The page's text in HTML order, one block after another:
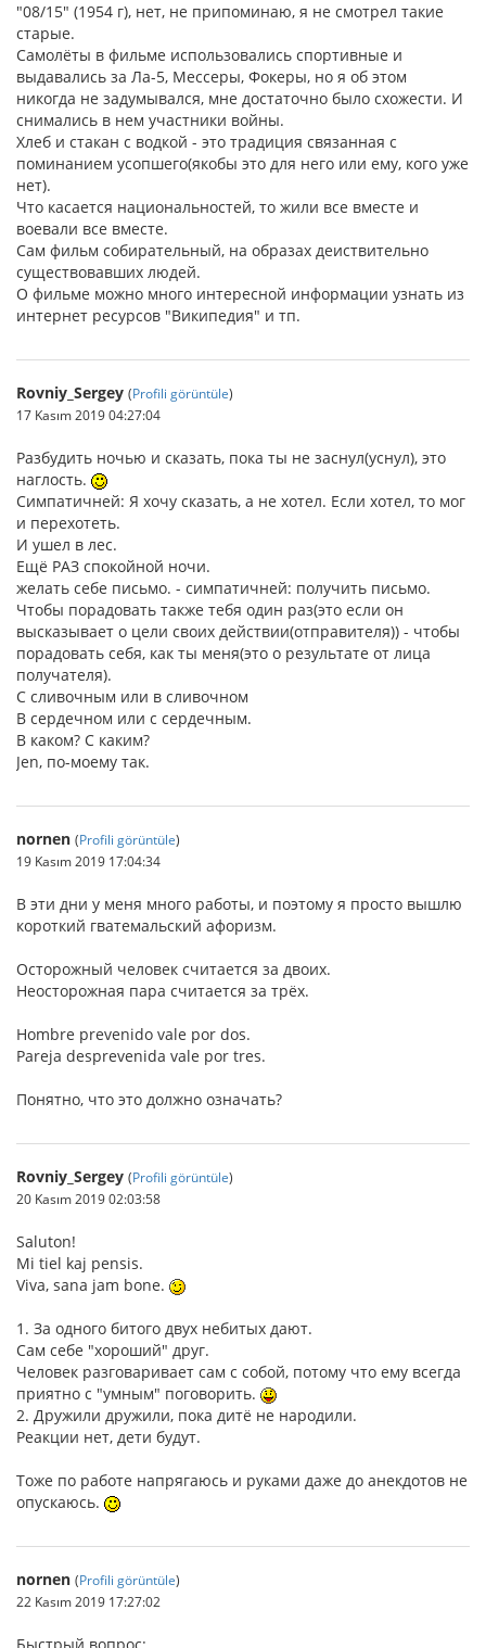
"08/15" (1954 г), нет, не припоминаю, я не смотрел такие
старые.
Самолёты в фильме использовались спортивные и
выдавались за Ла-5, Мессеры, Фокеры, но я об этом
никогда не задумывался, мне достаточно было схожести. И
снимались в нем участники войны.
Хлеб и стакан с водкой - это традиция связанная с
поминанием усопшего(якобы это для него или ему, кого уже
нет).
Что касается национальностей, то жили все вместе и
воевали все вместе.
Сам фильм собирательный, на образах деиствительно
существовавших людей.
О фильме можно много интересной информации узнать из
интернет ресурсов "Википедия" и тп.
Rovniy_Sergey (Profili görüntüle)
17 Kasım 2019 04:27:04
Разбудить ночью и сказать, пока ты не заснул(уснул), это
наглость.
Симпатичней: Я хочу сказать, а не хотел. Если хотел, то мог
и перехотеть.
И ушел в лес.
Ещё РАЗ спокойной ночи.
желать себе письмо. - симпатичней: получить письмо.
Чтобы порадовать также тебя один раз(это если он
высказывает о цели своих действии(отправителя)) - чтобы
порадовать себя, как ты меня(это о результате от лица
получателя).
С сливочным или в сливочном
В сердечном или с сердечным.
В каком? С каким?
Jen, по-моему так.
nornen (Profili görüntüle)
19 Kasım 2019 17:04:34
В эти дни у меня много работы, и поэтому я просто вышлю
короткий гватемальский афоризм.
Осторожный человек считается за двоих.
Неосторожная пара считается за трёх.
Hombre prevenido vale por dos.
Pareja desprevenida vale por tres.
Понятно, что это должно означать?
Rovniy_Sergey (Profili görüntüle)
20 Kasım 2019 02:03:58
Saluton!
Mi tiel kaj pensis.
Viva, sana jam bone.
1. За одного битого двух небитых дают.
Сам себе "хороший" друг.
Человек разговаривает сам с собой, потому что ему всегда
приятно с "умным" поговорить.
2. Дружили дружили, пока дитё не народили.
Реакции нет, дети будут.
Тоже по работе напрягаюсь и руками даже до анекдотов не
опускаюсь.
nornen (Profili görüntüle)
22 Kasım 2019 17:27:02